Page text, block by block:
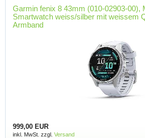
Garmin fenix 8 43mm (010-02903-00),
Smartwatch weiss/silber mit weissem
Armband
999,00 EUR
inkl. MwSt. zzgl. Versand